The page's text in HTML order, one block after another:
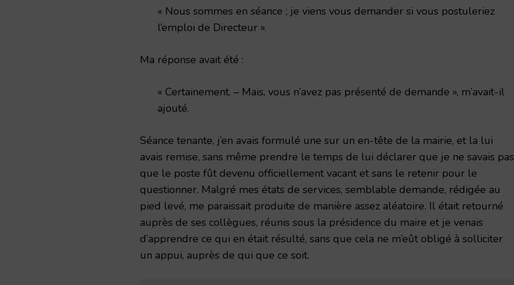
« Nous sommes en séance ; je viens vous demander si vous postuleriez
l’emploi de Directeur ».
Ma réponse avait été :
« Certainement. – Mais, vous n’avez pas présenté de demande », m’avait-il
ajouté.
Séance tenante, j’en avais formulé une sur un en-tête de la mairie, et la lui
avais remise, sans même prendre le temps de lui déclarer que je ne savais pas
que le poste fût devenu officiellement vacant et sans le retenir pour le
questionner. Malgré mes états de services, semblable demande, rédigée au
pied levé, me paraissait produite de manière assez aléatoire. Il était retourné
auprès de ses collègues, réunis sous la présidence du maire et je venais
d’apprendre ce qui en était résulté, sans que cela ne m’eût obligé à solliciter
un appui, auprès de qui que ce soit.